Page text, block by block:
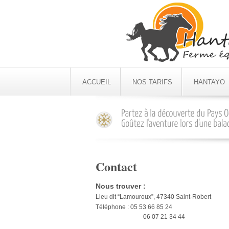
ACCUEIL NOS TARIFS HANTAYO
Contact
Nous trouver :
Lieu dit “Lamouroux”, 47340 Saint-Robert
Téléphone : 05 53 66 85 24
06 07 21 34 44